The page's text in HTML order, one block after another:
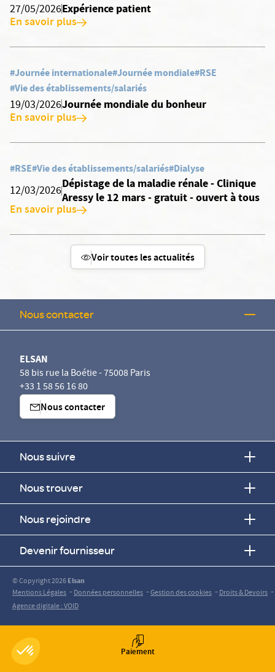
Paiement
27/05/2026Expérience patient
En savoir plus
#Journée internationale#Journée mondiale#RSE
#Vie des établissements/salariés
19/03/2026Journée mondiale du bonheur
En savoir plus
#RSE#Vie des établissements/salariés#Dialyse
12/03/2026
Dépistage de la maladie rénale - Clinique
Aressy le 12 mars - gratuit - ouvert à tous
En savoir plus
Voir toutes les actualités
Nous contacter
ELSAN
58 bis rue la Boétie - 75008 Paris
+33 1 58 56 16 80
Nous contacter
Nous suivre
Nous trouver
Nous rejoindre
Devenir fournisseur
© Copyright 2026Elsan
Mentions Légales -Données personnelles -Gestion des cookies -Droits & Devoirs -
Agence digitale : VOID